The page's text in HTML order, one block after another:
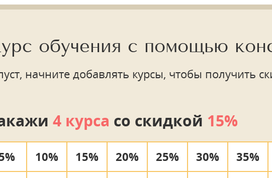
обучения с помощью
начните добавлять курсы, чтобы получить
4 курса со скидкой 15%
10% 15% 20% 25% 30% 35%